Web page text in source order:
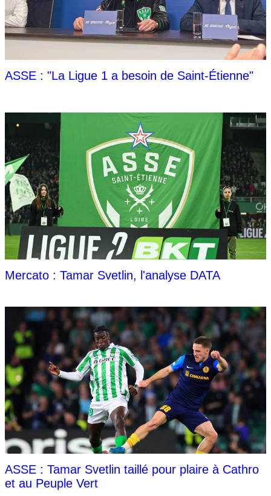
ASSE : "La Ligue 1 a besoin de Saint-Étienne"
Mercato : Tamar Svetlin, l'analyse DATA
ASSE : Tamar Svetlin taillé pour plaire à Cathro
et au Peuple Vert